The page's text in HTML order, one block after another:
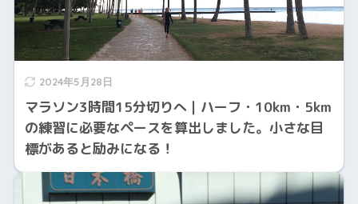
2024年5月28日
マラソン3時間15分切りへ｜ハーフ・10km・5km
の練習に必要なペースを算出しました。小さな目
標があると励みになる！